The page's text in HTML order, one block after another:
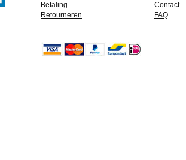
Betaling
Retourneren
Contact
FAQ